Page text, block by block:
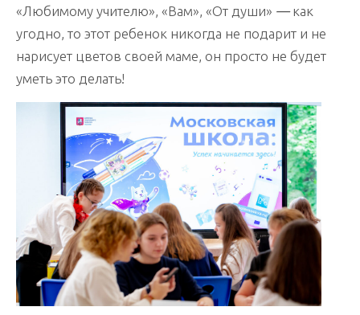
«Любимому учителю», «Вам», «От души» —как
угодно, то этот ребенок никогда не подарит и не
нарисует цветов своей маме, он просто не будет
уметь это делать!